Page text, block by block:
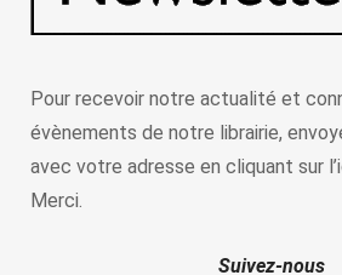
Pour recevoir notre actualité et
évènements de notre librairie,
avec votre adresse en cliquant sur
Merci.
Suivez-nous